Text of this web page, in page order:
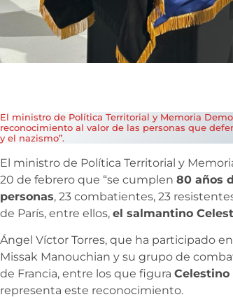
El ministro de Política Territorial y Memoria
reconocimiento al valor de las personas que
y el nazismo”.
El ministro de Política Territorial y
20 de febrero que “se cumplen 80 años
personas, 23 combatientes, 23
de París, entre ellos, el salmantino
Ángel Víctor Torres, que ha participado
Missak Manouchian y su grupo de
de Francia, entre los que figura Celestino
representa este reconocimiento.